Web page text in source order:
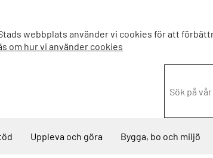
webbplats använder vi cookies för att
om hur vi använder cookies
Uppleva och göra Bygga, bo och miljö